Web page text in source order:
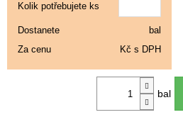
bal
Kolik potřebujete ks
Dostanete
bal
Za cenu
Kč s DPH